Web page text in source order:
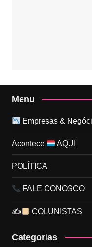
Menu
Empresas &
Acontece AQUI
POLÍTICA
FALE CONOSCO
✍ COLUNISTAS
Categorias